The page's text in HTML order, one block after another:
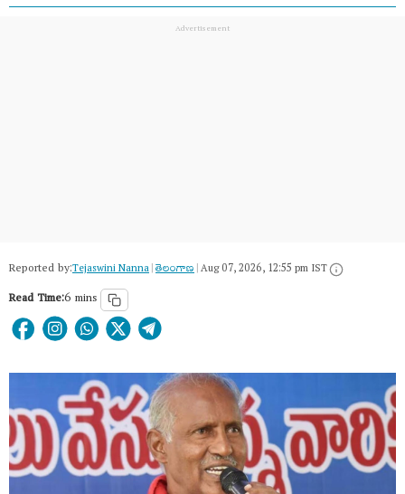
Reported by:Tejaswini Nanna|తెలంగాణ‌|Aug 07, 2026, 12:55 pm IST
Read Time:6 mins